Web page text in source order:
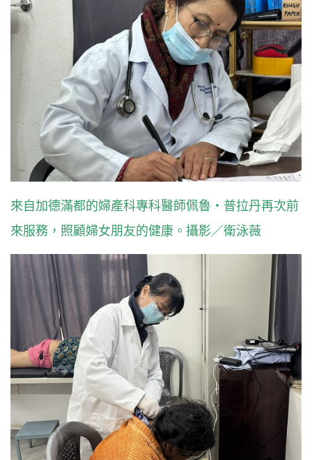
來自加德滿都的婦產科專科醫師佩魯・普拉丹再次前
來服務，照顧婦女朋友的健康。攝影／衛泳薇